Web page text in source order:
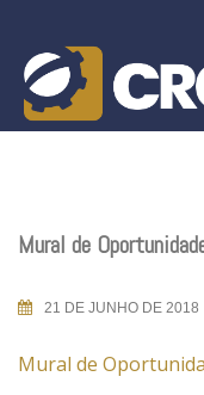
content
Mural de
21 DE JUNHO DE 2018
Mural de